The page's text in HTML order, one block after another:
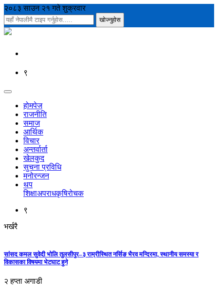
२०८३ साउन २१ गते शुक्रवार
९
होमपेज
राजनीति
समाज
आर्थिक
विचार
अन्तर्वार्ता
खेलकुद
सुचना प्रविधि
मनोरन्जन
थप
शिक्षाअपराधकृषिरोचक
९
भर्खरै
सांसद कमल सुवेदी भोलि तुलसीपुर–३ राम्रीस्थित नर्सिङ भैरव मन्दिरमा, स्थानीय समस्या र
विकासका विषयमा भेटघाट हुने
२ हप्ता अगाडी